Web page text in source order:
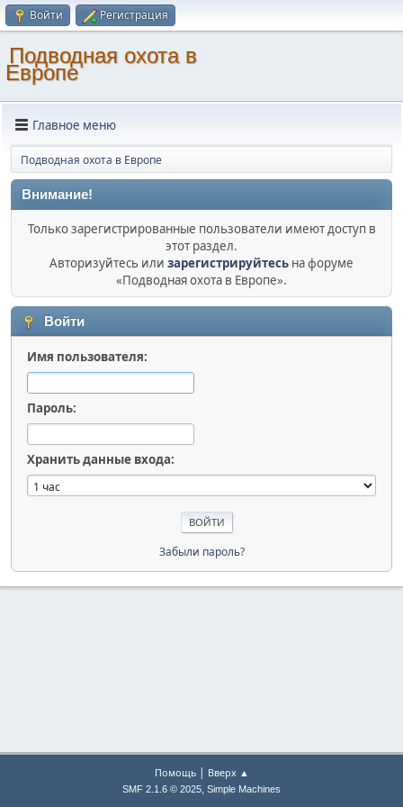
Войти Регистрация
Подводная охота в
Европе
Главное меню
Подводная охота в Европе
Внимание!
Только зарегистрированные пользователи имеют доступ в
этот раздел.
Авторизуйтесь или зарегистрируйтесь на форуме
«Подводная охота в Европе».
Войти
Имя пользователя:
Пароль:
Хранить данные входа:
Забыли пароль?
Помощь| Вверх ▲
SMF 2.1.6 © 2025, Simple Machines